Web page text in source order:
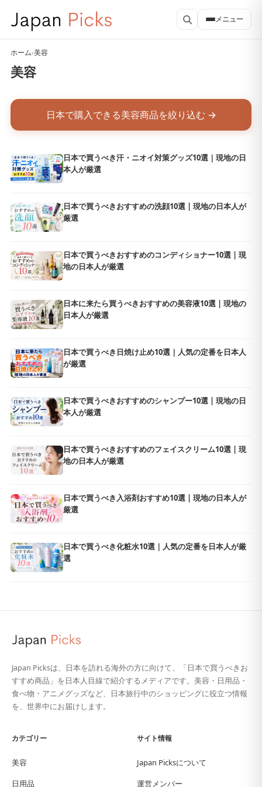
メニュー
ホーム›美容
美容
日本で購入できる美容商品を絞り込む →
日本で買うべき汗・ニオイ対策グッズ10選｜現地の日
本人が厳選
日本で買うべきおすすめの洗顔10選 | 現地の日本人が
厳選
日本で買うべきおすすめのコンディショナー10選 | 現
地の日本人が厳選
日本に来たら買うべきおすすめの美容液10選 | 現地の
日本人が厳選
日本で買うべき日焼け止め10選｜人気の定番を日本人
が厳選
日本で買うべきおすすめのシャンプー10選 | 現地の日
本人が厳選
日本で買うべきおすすめのフェイスクリーム10選 | 現
地の日本人が厳選
日本で買うべき入浴剤おすすめ10選 | 現地の日本人が
厳選
日本で買うべき化粧水10選｜人気の定番を日本人が厳
選
Japan Picksは、日本を訪れる海外の方に向けて、「日本で買うべきお
すすめ商品」を日本人目線で紹介するメディアです。美容・日用品・
食べ物・アニメグッズなど、日本旅行中のショッピングに役立つ情報
を、世界中にお届けします。
カテゴリー
美容
日用品
サイト情報
Japan Picksについて
運営メンバー